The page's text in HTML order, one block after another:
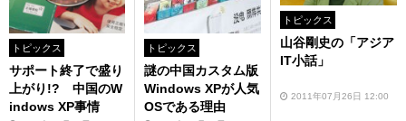
トピックス
サポート終了で盛り
上がり!? 中国のW
indows XP事情
トピックス
謎の中国カスタム版
Windows XPが人気
OSである理由
トピックス
山谷剛史の「アジア
IT小話」
2011年07月26日 12:00